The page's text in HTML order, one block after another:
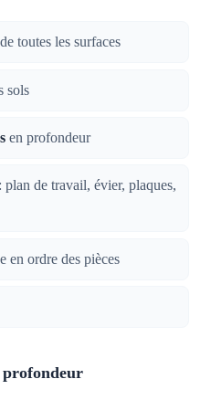
toutes les surfaces
sols
en profondeur
: plan de travail, évier, plaques,
en ordre des pièces
profondeur